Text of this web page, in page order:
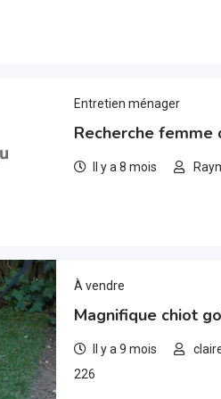
Entretien ménager
Recherche femme
Il y a 8 mois
À vendre
Magnifique chiot
Il y a 9 mois
226